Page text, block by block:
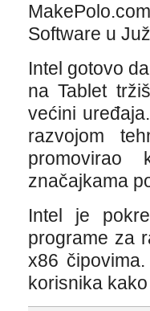
Software u
Intel gotovo
na Tablet
većini
razvojom
promovirao
značajkama
Intel je
programe za
x86
korisnika